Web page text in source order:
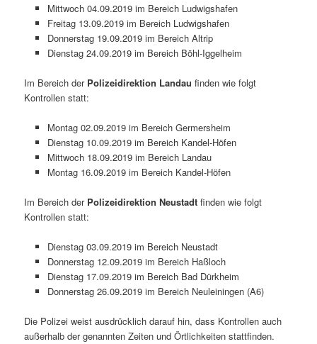
Mittwoch 04.09.2019 im Bereich Ludwigshafen
Freitag 13.09.2019 im Bereich Ludwigshafen
Donnerstag 19.09.2019 im Bereich Altrip
Dienstag 24.09.2019 im Bereich Böhl-Iggelheim
Im Bereich der Polizeidirektion Landau finden wie folgt
Kontrollen statt:
Montag 02.09.2019 im Bereich Germersheim
Dienstag 10.09.2019 im Bereich Kandel-Höfen
Mittwoch 18.09.2019 im Bereich Landau
Montag 16.09.2019 im Bereich Kandel-Höfen
Im Bereich der Polizeidirektion Neustadt finden wie folgt
Kontrollen statt:
Dienstag 03.09.2019 im Bereich Neustadt
Donnerstag 12.09.2019 im Bereich Haßloch
Dienstag 17.09.2019 im Bereich Bad Dürkheim
Donnerstag 26.09.2019 im Bereich Neuleiningen (A6)
Die Polizei weist ausdrücklich darauf hin, dass Kontrollen auch
außerhalb der genannten Zeiten und Örtlichkeiten stattfinden.